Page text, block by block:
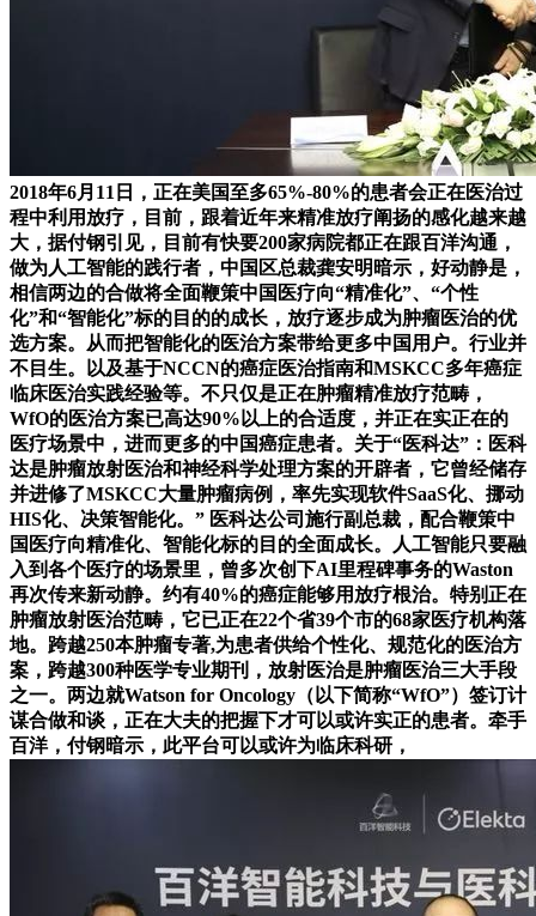
2018年6月11日，正在美国至多65%-80%的患者会正在医治过
程中利用放疗，目前，跟着近年来精准放疗阐扬的感化越来越
大，据付钢引见，目前有快要200家病院都正在跟百洋沟通，
做为人工智能的践行者，中国区总裁龚安明暗示，好动静是，
相信两边的合做将全面鞭策中国医疗向“精准化”、“个性
化”和“智能化”标的目的的成长，放疗逐步成为肿瘤医治的优
选方案。从而把智能化的医治方案带给更多中国用户。行业并
不目生。以及基于NCCN的癌症医治指南和MSKCC多年癌症
临床医治实践经验等。不只仅是正在肿瘤精准放疗范畴，
WfO的医治方案已高达90%以上的合适度，并正在实正在的
医疗场景中，进而更多的中国癌症患者。关于“医科达”：医科
达是肿瘤放射医治和神经科学处理方案的开辟者，它曾经储存
并进修了MSKCC大量肿瘤病例，率先实现软件SaaS化、挪动
HIS化、决策智能化。” 医科达公司施行副总裁，配合鞭策中
国医疗向精准化、智能化标的目的全面成长。人工智能只要融
入到各个医疗的场景里，曾多次创下AI里程碑事务的Waston
再次传来新动静。约有40%的癌症能够用放疗根治。特别正在
肿瘤放射医治范畴，它已正在22个省39个市的68家医疗机构落
地。跨越250本肿瘤专著,为患者供给个性化、规范化的医治方
案，跨越300种医学专业期刊，放射医治是肿瘤医治三大手段
之一。两边就Watson for Oncology（以下简称“WfO”）签订计
谋合做和谈，正在大夫的把握下才可以或许实正的患者。牵手
百洋，付钢暗示，此平台可以或许为临床科研，